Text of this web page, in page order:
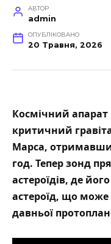
АВТОР
admin
ОПУБЛІКОВАНО
20 Травня, 2026
Космічний апарат
критичний
Марса,
год. Тепер зонд
астероїдів, де
астероїд, що
давньої